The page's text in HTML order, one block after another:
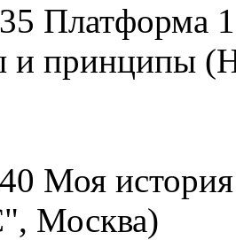
Платформа
и принципы
Моя
Москва)